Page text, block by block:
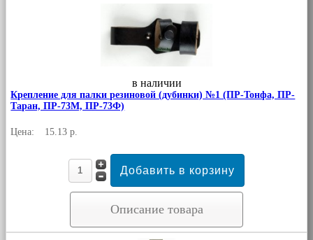
в наличии
Крепление для палки резиновой (дубинки) №1 (ПР-Тонфа, ПР-
Таран, ПР-73М, ПР-73Ф)
Цена: 15.13 р.
Описание товара